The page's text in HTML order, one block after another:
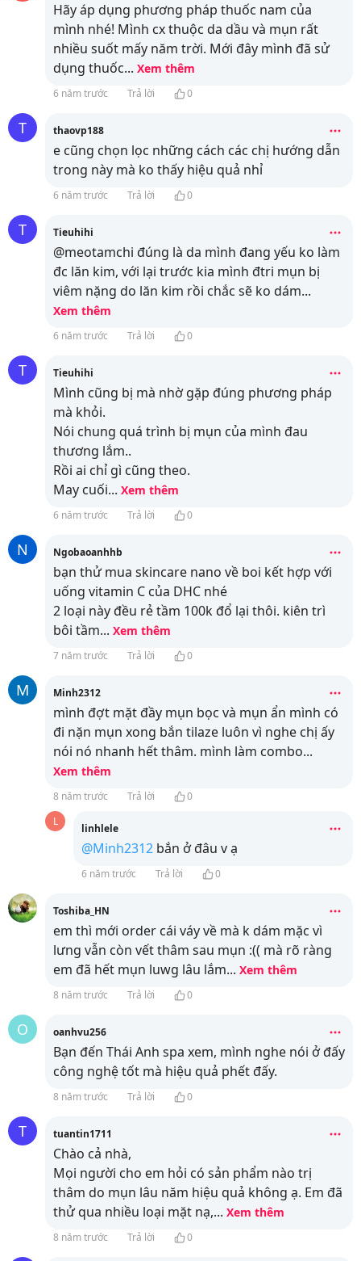
Hãy áp dụng phương pháp thuốc nam của
mình nhé! Mình cx thuộc da dầu và mụn rất
nhiều suốt mấy năm trời. Mới đây mình đã sử
dụng thuốc... Xem thêm
6 năm trước Trả lời 0
T thaovp188
e cũng chọn lọc những cách các chị hướng dẫn
trong này mà ko thấy hiệu quả nhỉ
6 năm trước Trả lời 0
T Tieuhihi
@meotamchi đúng là da mình đang yếu ko làm
đc lăn kim, với lại trước kia mình đtri mụn bị
viêm nặng do lăn kim rồi chắc sẽ ko dám...
Xem thêm
6 năm trước Trả lời 0
T Tieuhihi
Mình cũng bị mà nhờ gặp đúng phương pháp
mà khỏi.
Nói chung quá trình bị mụn của mình đau
thương lắm..
Rồi ai chỉ gì cũng theo.
May cuối... Xem thêm
6 năm trước Trả lời 0
N Ngobaoanhhb
bạn thử mua skincare nano về boi kết hợp với
uống vitamin C của DHC nhé
2 loại này đều rẻ tầm 100k đổ lại thôi. kiên trì
bôi tầm... Xem thêm
7 năm trước Trả lời 0
M Minh2312
mình đợt mặt đầy mụn bọc và mụn ẩn mình có
đi nặn mụn xong bắn tilaze luôn vì nghe chị ấy
nói nó nhanh hết thâm. mình làm combo...
Xem thêm
8 năm trước Trả lời
0
L
linhlele
@Minh2312 bắn ở đâu v ạ
6 năm trước Trả lời 0
Toshiba_HN
em thì mới order cái váy về mà k dám mặc vì
lưng vẫn còn vết thâm sau mụn :(( mà rõ ràng
em đã hết mụn luwg lâu lắm... Xem thêm
8 năm trước Trả lời 0
O oanhvu256
Bạn đến Thái Anh spa xem, mình nghe nói ở đấy
công nghệ tốt mà hiệu quả phết đấy.
8 năm trước Trả lời 0
T tuantin1711
Chào cả nhà,
Mọi người cho em hỏi có sản phẩm nào trị
thâm do mụn lâu năm hiệu quả không ạ. Em đã
thử qua nhiều loại mặt nạ,... Xem thêm
8 năm trước Trả lời 0